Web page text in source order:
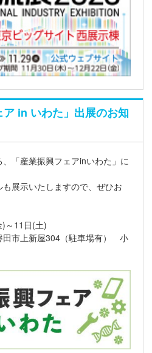
ア in いわた」出展のお知
「産業振興フェアinいわた」に
展示いたしますので、ぜひお
～11日(土)
市上新屋304（駐車場有） 小